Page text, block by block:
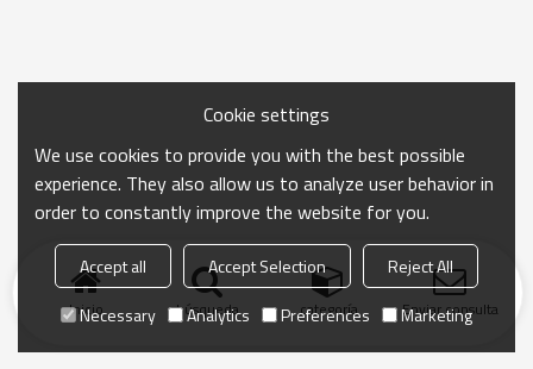
Inicio búsqueda categoría Enviar consulta
Cookie settings
We use cookies to provide you with the best possible
experience. They also allow us to analyze user behavior in
order to constantly improve the website for you.
Accept all Accept Selection
Reject All
Necessary
Analytics Preferences Marketing